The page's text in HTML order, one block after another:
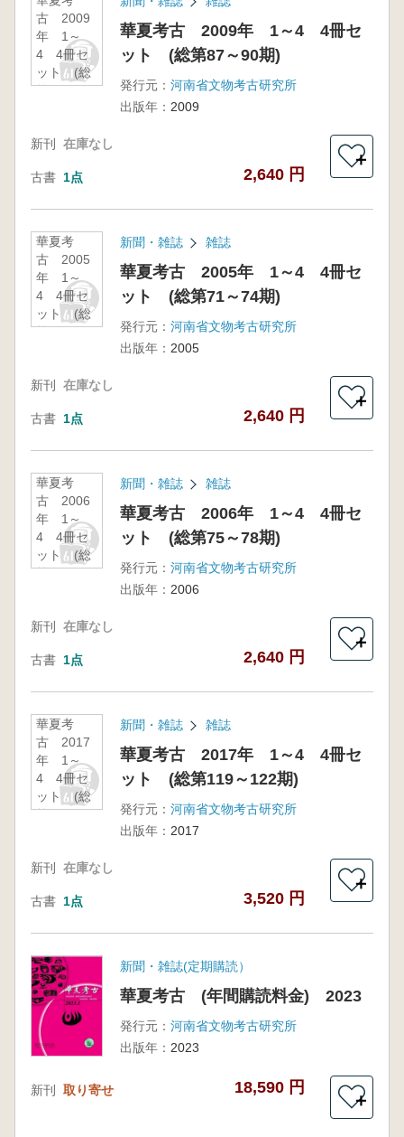
古 2009
年 1～
4 4冊セ
ット (総
第87～90
華夏考古 2009年 1～4 4冊セ
ット (総第87～90期)
発行元： 河南省文物考古研究所
出版年： 2009
新刊 在庫なし
古書 1点 2,640 円
＋
華夏考
古 2005
年 1～
4 4冊セ
ット (総
第71～74
新聞・雑誌 雑誌
華夏考古 2005年 1～4 4冊セ
ット (総第71～74期)
発行元： 河南省文物考古研究所
出版年： 2005
新刊 在庫なし
古書 1点 2,640 円
＋
華夏考
古 2006
年 1～
4 4冊セ
ット (総
第75～78
新聞・雑誌 雑誌
華夏考古 2006年 1～4 4冊セ
ット (総第75～78期)
発行元： 河南省文物考古研究所
出版年： 2006
新刊 在庫なし
古書 1点 2,640 円
＋
華夏考
古 2017
年 1～
4 4冊セ
ット (総
第119～
新聞・雑誌 雑誌
華夏考古 2017年 1～4 4冊セ
ット (総第119～122期)
発行元： 河南省文物考古研究所
出版年： 2017
新刊 在庫なし
古書 1点 3,520 円
＋
新聞・雑誌(定期購読）
華夏考古 (年間購読料金) 2023
発行元： 河南省文物考古研究所
出版年： 2023
新刊 取り寄せ 18,590 円
＋